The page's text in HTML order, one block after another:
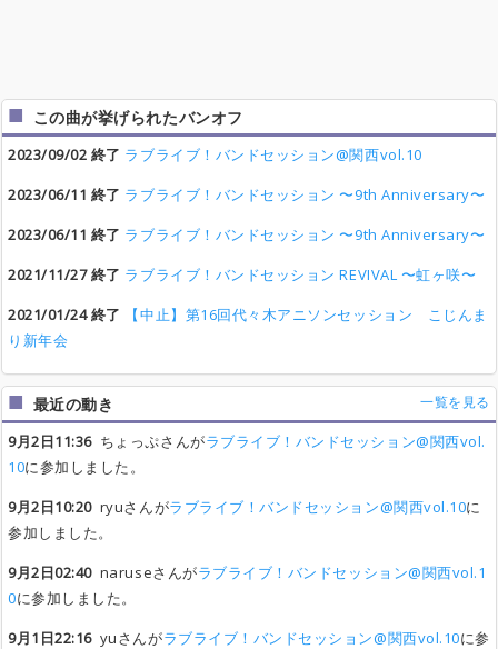
この曲が挙げられたバンオフ
2023/09/02 終了 ラブライブ！バンドセッション@関西vol.10
2023/06/11 終了 ラブライブ！バンドセッション 〜9th Anniversary〜
2023/06/11 終了 ラブライブ！バンドセッション 〜9th Anniversary〜
2021/11/27 終了 ラブライブ！バンドセッション REVIVAL 〜虹ヶ咲〜
2021/01/24 終了
【中止】第16回代々木アニソンセッション こじんま
り新年会
最近の動き 一覧を見る
9月2日11:36ちょっぷさんがラブライブ！バンドセッション@関西vol.
10に参加しました。
9月2日10:20ryuさんがラブライブ！バンドセッション@関西vol.10に
参加しました。
9月2日02:40naruseさんがラブライブ！バンドセッション@関西vol.1
0に参加しました。
9月1日22:16yuさんがラブライブ！バンドセッション@関西vol.10に参